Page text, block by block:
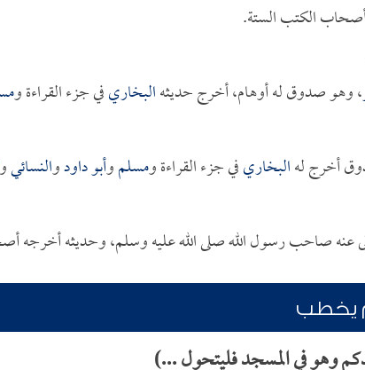
الكتب الستة.
، وهو صدوق له أوهام، أخرج حديثهالبخاريفي جزء القراءة و
أخرج لهالبخاريفي جزء القراءة ومسلموأبو داودوالنسائيو
عنه صاحب رسول الله صلى الله عليه وسلم، وحديثه أخرجه
يخطب
وهو في المسجد فليتحول ...)